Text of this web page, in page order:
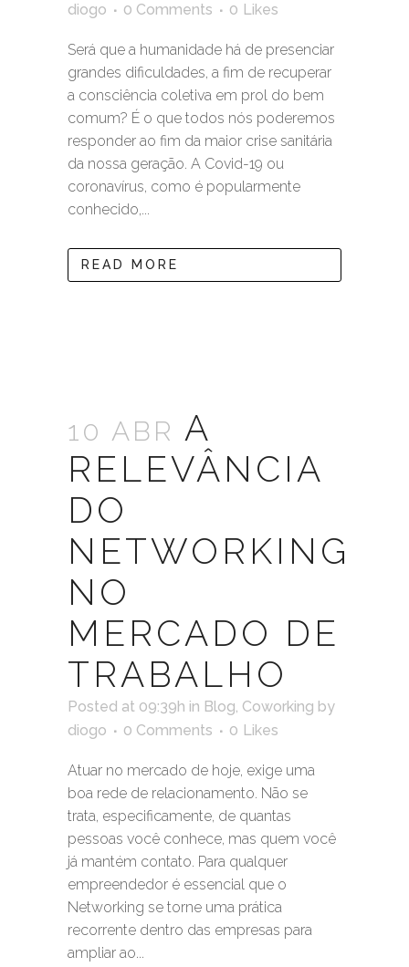
diogo
0 Comments 0 Likes
Será que a humanidade há de presenciar
grandes dificuldades, a fim de recuperar
a consciência coletiva em prol do bem
comum? É o que todos nós poderemos
responder ao fim da maior crise sanitária
da nossa geração. A Covid-19 ou
coronavírus, como é popularmente
conhecido,...
READ MORE
10 ABR A
RELEVÂNCIA
DO
NETWORKING
NO
MERCADO DE
TRABALHO
Posted at 09:39h in Blog, Coworking by
diogo
0 Comments 0 Likes
Atuar no mercado de hoje, exige uma
boa rede de relacionamento. Não se
trata, especificamente, de quantas
pessoas você conhece, mas quem você
já mantém contato. Para qualquer
empreendedor é essencial que o
Networking se torne uma prática
recorrente dentro das empresas para
ampliar ao...